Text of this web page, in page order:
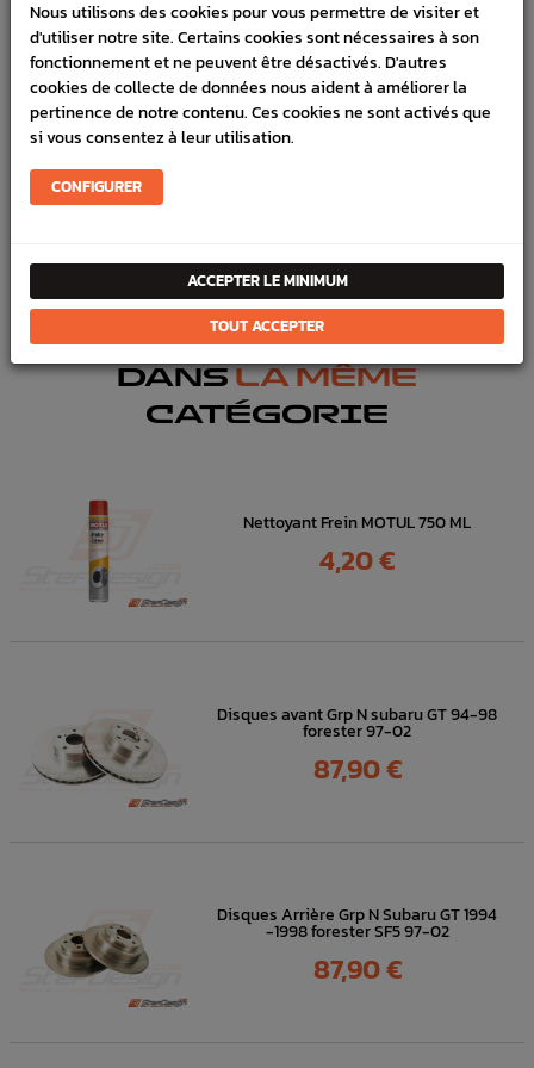
VÉHICULES COMPATIBLE
SCHÉMA CONSTRUCTEUR
Marque :SUBARU
Référence :3803
Freinage
Pièces origine constructeur
DANSLA MÊME
CATÉGORIE
Nettoyant Frein MOTUL 750 ML
Prix
4,20 €
Disques avant Grp N subaru GT 94-98
forester 97-02
Prix
87,90 €
Disques Arrière Grp N Subaru GT 1994
-1998 forester SF5 97-02
Prix
87,90 €
Nous utilisons des cookies pour vous permettre de visiter et
d'utiliser notre site. Certains cookies sont nécessaires à son
fonctionnement et ne peuvent être désactivés. D'autres
cookies de collecte de données nous aident à améliorer la
pertinence de notre contenu. Ces cookies ne sont activés que
si vous consentez à leur utilisation.
CONFIGURER
ACCEPTER LE MINIMUM
TOUT ACCEPTER